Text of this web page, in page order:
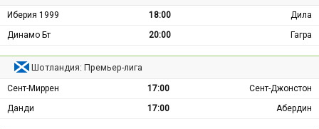
Иберия 1999 18:00
Дила
Динамо Бт
20:00 Гагра
Шотландия: Премьер-лига
Сент-Миррен 17:00
Сент-Джонстон
Данди
17:00 Абердин